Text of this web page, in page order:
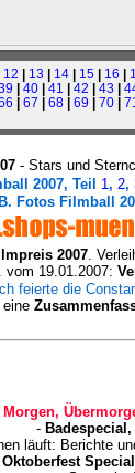
12 | 13 | 14| 15| 16 |
| 40| 41 | 42 | 43 |
| 67 | 68| 69 | 70|
- Stars und
2007, Teil 1, 2,
B. Fotos Filmball
2007.
vom 19.01.2007:
feierte die
eine
Morgen,
-
läuft: Berichte
Oktoberfest Special